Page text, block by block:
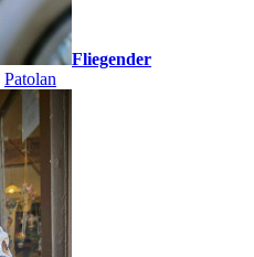
Fliegender
Patolan